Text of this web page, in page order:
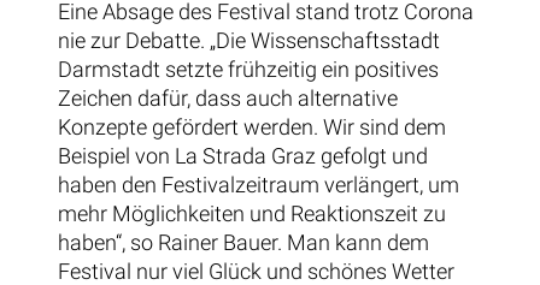
Eine Absage des Festival stand trotz Corona
nie zur Debatte. „Die Wissenschaftsstadt
Darmstadt setzte frühzeitig ein positives
Zeichen dafür, dass auch alternative
Konzepte gefördert werden. Wir sind dem
Beispiel von La Strada Graz gefolgt und
haben den Festivalzeitraum verlängert, um
mehr Möglichkeiten und Reaktionszeit zu
haben“, so Rainer Bauer. Man kann dem
Festival nur viel Glück und schönes Wetter